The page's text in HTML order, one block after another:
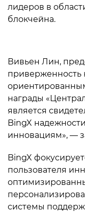
лидеров в
блокчейна.
Вивьен Лин,
приверженность
награды
является
BingX
инновациям», —
BingX
пользователя
системы